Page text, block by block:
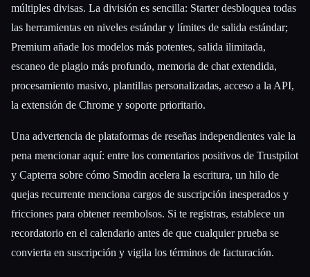
múltiples divisas. La división es sencilla: Starter desbloquea todas
las herramientas en niveles estándar y límites de salida estándar;
Premium añade los modelos más potentes, salida ilimitada,
escaneo de plagio más profundo, memoria de chat extendida,
procesamiento masivo, plantillas personalizadas, acceso a la API,
la extensión de Chrome y soporte prioritario.
Una advertencia de plataformas de reseñas independientes vale la
pena mencionar aquí: entre los comentarios positivos de Trustpilot
y Capterra sobre cómo Smodin acelera la escritura, un hilo de
quejas recurrente menciona cargos de suscripción inesperados y
fricciones para obtener reembolsos. Si te registras, establece un
recordatorio en el calendario antes de que cualquier prueba se
convierta en suscripción y vigila los términos de facturación.